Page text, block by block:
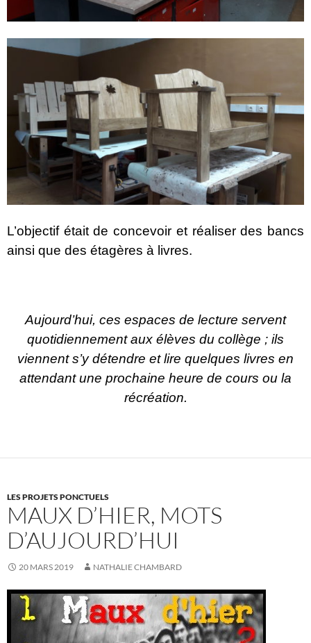
L’objectif était de concevoir et réaliser des bancs
ainsi que des étagères à livres.
Aujourd’hui, ces espaces de lecture servent
quotidiennement aux élèves du collège ; ils
viennent s’y détendre et lire quelques livres en
attendant une prochaine heure de cours ou la
récréation.
LES PROJETS PONCTUELS
MAUX D’HIER, MOTS
D’AUJOURD’HUI
20 MARS 2019 NATHALIE CHAMBARD